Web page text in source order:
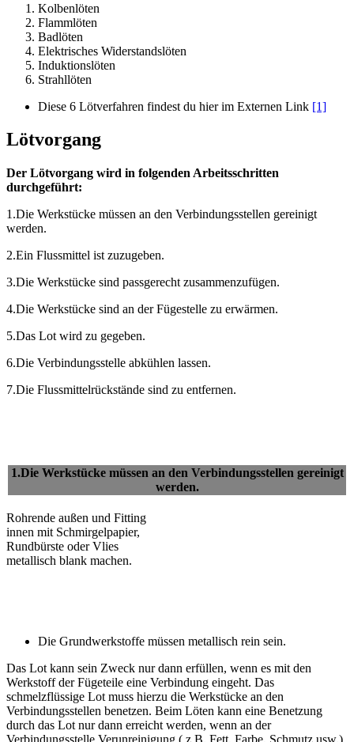
Kolbenlöten
Flammlöten
Badlöten
Elektrisches Widerstandslöten
Induktionslöten
Strahllöten
Diese 6 Lötverfahren findest du hier im Externen Link [1]
Lötvorgang
Der Lötvorgang wird in folgenden Arbeitsschritten
durchgeführt:
1.Die Werkstücke müssen an den Verbindungsstellen gereinigt
werden.
2.Ein Flussmittel ist zuzugeben.
3.Die Werkstücke sind passgerecht zusammenzufügen.
4.Die Werkstücke sind an der Fügestelle zu erwärmen.
5.Das Lot wird zu gegeben.
6.Die Verbindungsstelle abkühlen lassen.
7.Die Flussmittelrückstände sind zu entfernen.
1.Die Werkstücke müssen an den Verbindungsstellen gereinigt
werden.
Rohrende außen und Fitting
innen mit Schmirgelpapier,
Rundbürste oder Vlies
metallisch blank machen.
Die Grundwerkstoffe müssen metallisch rein sein.
Das Lot kann sein Zweck nur dann erfüllen, wenn es mit den
Werkstoff der Fügeteile eine Verbindung eingeht. Das
schmelzflüssige Lot muss hierzu die Werkstücke an den
Verbindungsstellen benetzen. Beim Löten kann eine Benetzung
durch das Lot nur dann erreicht werden, wenn an der